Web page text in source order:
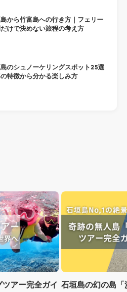
から竹富島への行き方｜フェリー
けで決めない旅程の考え方
のシュノーケリングスポット25選
の特徴から分かる楽しみ方
アー完全ガイ 石垣島の幻の島